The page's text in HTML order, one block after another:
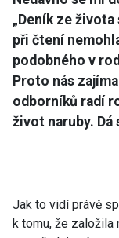
„Deník ze
při čtení
podobného v
Proto nás
odborníků radí
život naruby. Dá
Jak to vidí právě
k tomu, že